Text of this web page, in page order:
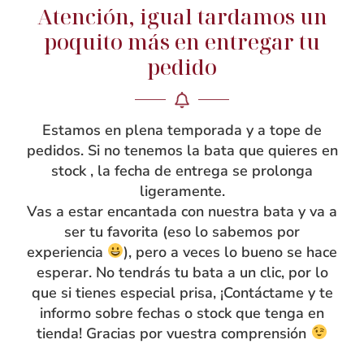
NOSOTRAS
Rebeca García
Blog
Taller
Contacto
Atención, igual tardamos un
poquito más en entregar tu
pedido
Estamos en plena temporada y a tope de
pedidos. Si no tenemos la bata que quieres en
stock , la fecha de entrega se prolonga
ligeramente.
Vas a estar encantada con nuestra bata y va a
ser tu favorita (eso lo sabemos por
experiencia
), pero a veces lo bueno se hace
esperar. No tendrás tu bata a un clic, por lo
que si tienes especial prisa, ¡Contáctame y te
informo sobre fechas o stock que tenga en
tienda! Gracias por vuestra comprensión